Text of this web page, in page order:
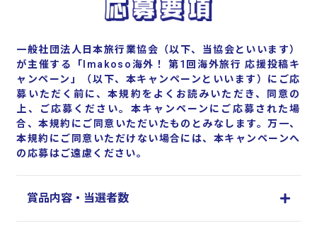
一般社団法人日本旅行業協会（以下、当協会といいます）
が主催する「Imakoso海外！ 第1回海外旅行 応援投稿キ
ャンペーン」（以下、本キャンペーンといいます）にご応
募いただく前に、本規約をよくお読みいただき、同意の
上、ご応募ください。本キャンペーンにご応募された場
合、本規約にご同意いただいたものとみなします。万一、
本規約にご同意いただけない場合には、本キャンペーンへ
の応募はご遠慮ください。
賞品内容・当選者数